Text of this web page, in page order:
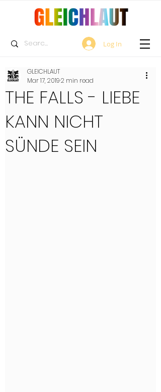
Log In
THE FALLS - LIEBE
KANN NICHT
SÜNDE SEIN
GLEICHLAUT
Mar 17, 20192 min read